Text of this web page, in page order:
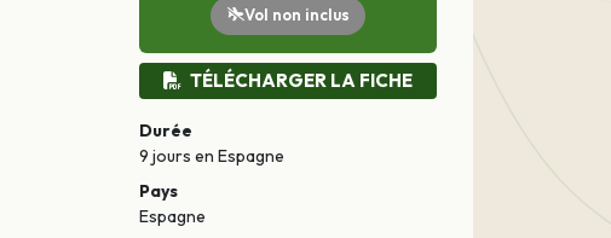
Vol non inclus
TÉLÉCHARGER LA FICHE
Durée
9 jours en Espagne
Pays
Espagne